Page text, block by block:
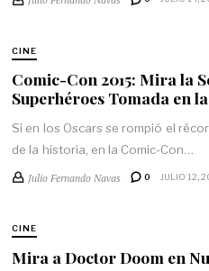
CINE
Comic-Con 2015: Mira la
Superhéroes Tomada en
Si en los Oscars se rompió el
de la historia, en la Comic-Con…
Julio Fernando Navas 0 JULIO 12,
CINE
Mira a Doctor Doom en